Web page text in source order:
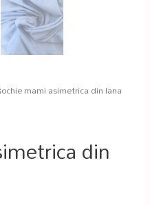
mami asimetrica din lana
din